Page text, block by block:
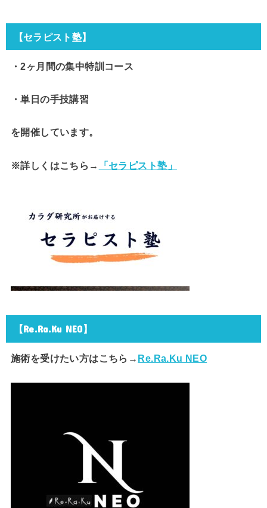
【セラピスト塾】
・2ヶ月間の集中特訓コース
・単日の手技講習
を開催しています。
※詳しくはこちら→ 「セラピスト塾」
【Re.Ra.Ku NEO】
施術を受けたい方はこちら→ Re.Ra.Ku NEO